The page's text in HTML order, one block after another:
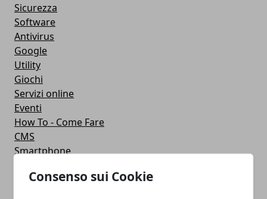
Consenso sui Cookie
Sicurezza
Software
Antivirus
Google
Utility
Giochi
Servizi online
Eventi
How To - Come Fare
CMS
Smartphone
Apple